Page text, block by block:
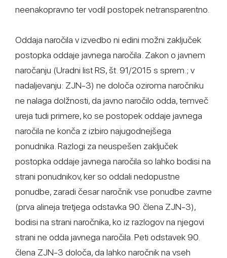
neenakopravno ter vodil postopek netransparentno.
Oddaja naročila v izvedbo ni edini možni zaključek
postopka oddaje javnega naročila. Zakon o javnem
naročanju (Uradni list RS, št. 91/2015 s sprem.; v
nadaljevanju: ZJN-3) ne določa oziroma naročniku
ne nalaga dolžnosti, da javno naročilo odda, temveč
ureja tudi primere, ko se postopek oddaje javnega
naročila ne konča z izbiro najugodnejšega
ponudnika. Razlogi za neuspešen zaključek
postopka oddaje javnega naročila so lahko bodisi na
strani ponudnikov, ker so oddali nedopustne
ponudbe, zaradi česar naročnik vse ponudbe zavrne
(prva alineja tretjega odstavka 90. člena ZJN-3),
bodisi na strani naročnika, ko iz razlogov na njegovi
strani ne odda javnega naročila. Peti odstavek 90.
člena ZJN-3 določa, da lahko naročnik na vseh